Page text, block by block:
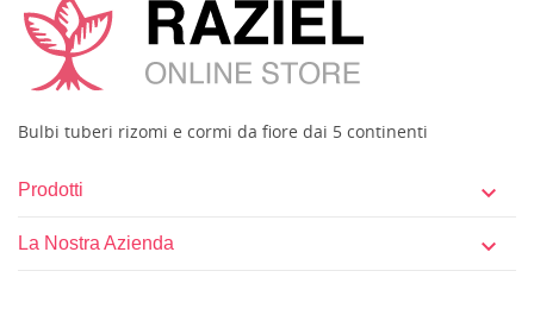
Bulbi tuberi rizomi e cormi da fiore dai 5 continenti
Prodotti 
La Nostra Azienda 